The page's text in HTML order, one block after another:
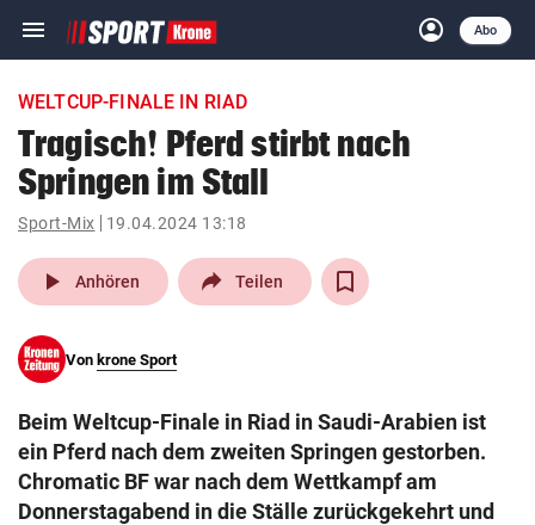
menu Navigation
ein-/ausklappen
account_circle
Anmelden
Abo
close Schließen
account_circle Anmelden
pin_drop
Wien arrow_right
search
eingeben
WELTCUP-FINALE IN RIAD
Tragisch! Pferd stirbt nach
Springen im Stall
Sport-Mix 19.04.2024 13:18
play_arrow Anhören Teilen
Von krone Sport
Beim Weltcup-Finale in Riad in Saudi-Arabien ist
ein Pferd nach dem zweiten Springen gestorben.
Chromatic BF war nach dem Wettkampf am
Donnerstagabend in die Ställe zurückgekehrt und